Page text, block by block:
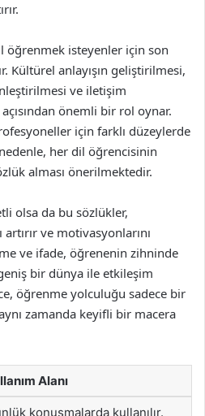
öğrenmek isteyenler için son
Kültürel anlayışın geliştirilmesi,
ve iletişim
önemli bir rol oynar.
için farklı düzeylerde
her dil öğrencisinin
alması önerilmektedir.
olsa da bu sözlükler,
ve motivasyonlarını
ve ifade, öğrenenin zihninde
bir dünya ile etkileşim
öğrenme yolculuğu sadece bir
zamanda keyifli bir macera
Alanı
konuşmalarda kullanılır.